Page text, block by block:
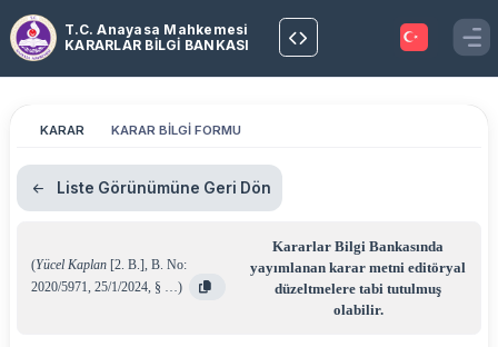
T.C. Anayasa Mahkemesi
KARARLAR BİLGİ BANKASI
KARAR KARAR BİLGİ FORMU
Liste Görünümüne Geri Dön
(Yücel Kaplan [2. B.], B. No:
2020/5971, 25/1/2024, § …)
Kararlar Bilgi Bankasında
yayımlanan karar metni editöryal
düzeltmelere tabi tutulmuş
olabilir.